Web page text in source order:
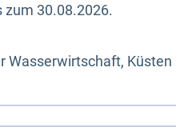
zum 30.08.2026.
Wasserwirtschaft,